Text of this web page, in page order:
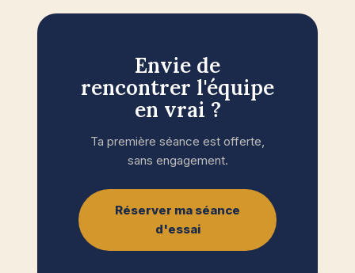
Envie de
rencontrer l'équipe
en vrai ?
Ta première séance est offerte,
sans engagement.
Réserver ma séance
d'essai